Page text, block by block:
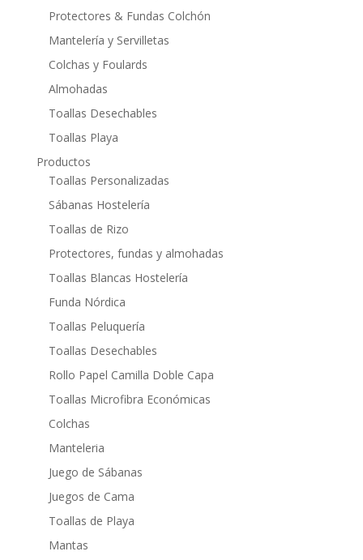
Protectores & Fundas Colchón
Mantelería y Servilletas
Colchas y Foulards
Almohadas
Toallas Desechables
Toallas Playa
Productos
Toallas Personalizadas
Sábanas Hostelería
Toallas de Rizo
Protectores, fundas y almohadas
Toallas Blancas Hostelería
Funda Nórdica
Toallas Peluquería
Toallas Desechables
Rollo Papel Camilla Doble Capa
Toallas Microfibra Económicas
Colchas
Manteleria
Juego de Sábanas
Juegos de Cama
Toallas de Playa
Mantas